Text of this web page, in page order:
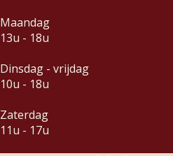
Maandag
13u - 18u
Dinsdag - vrijdag
10u - 18u
Zaterdag
11u - 17u